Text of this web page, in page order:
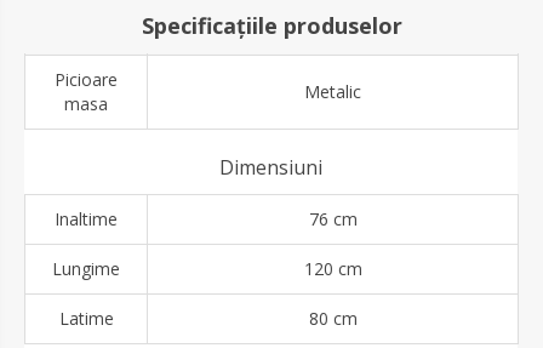
Specificațiile produselor
Picioare
masa
Metalic
Dimensiuni
Inaltime 76 cm
Lungime 120 cm
Latime 80 cm